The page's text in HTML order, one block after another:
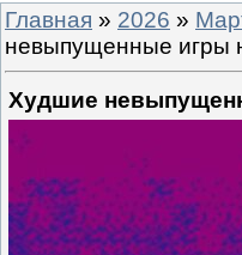
Главная » 2026 »
невыпущенные игры
Худшие